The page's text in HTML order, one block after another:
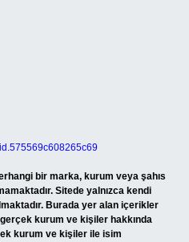
bir marka, kurum veya şahıs
Sitede yalnızca kendi
Burada yer alan içerikler
kurum ve kişiler hakkında
kurum ve kişiler ile isim